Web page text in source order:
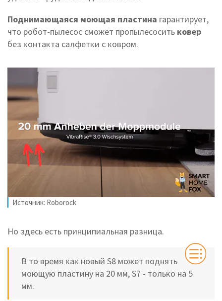
Поднимающаяся моющая пластина гарантирует,
что робот-пылесос сможет пропылесосить ковер
без контакта салфетки с ковром.
Источник: Roborock
Но здесь есть принципиальная разница.
В то время как новый S8 может поднять
моющую пластину на 20 мм, S7 - только на 5
мм.